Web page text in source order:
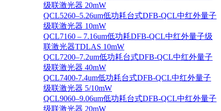
级联激光器 20mW
QCL5260–5.26um低功耗台式DFB-QCL中红外量子
级联激光器 10mW
QCL7160 – 7.16um低功耗DFB-QCL中红外量子级
联激光器TDLAS 10mW
QCL7200–7.2um低功耗台式DFB-QCL中红外量子
级联激光器 40mW
QCL7400-7.4um低功耗台式DFB-QCL中红外量子
级联激光器 5/10mW
QCL9060–9.06um低功耗台式DFB-QCL中红外量子
级联激光器 20mW